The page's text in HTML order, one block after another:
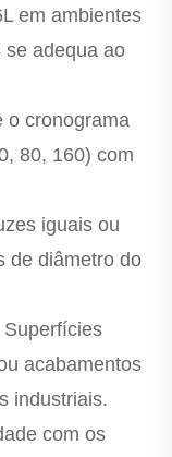
em ambientes
se adequa ao
o cronograma
80, 160) com
iguais ou
de diâmetro do
acabamentos
industriais.
com os